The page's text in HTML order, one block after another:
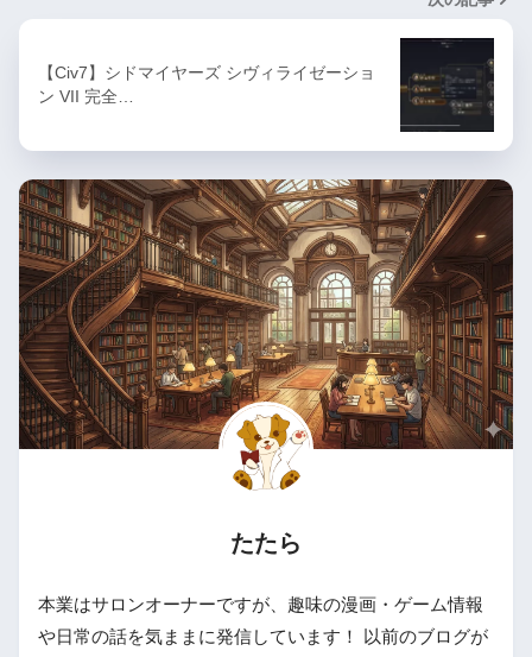
【Civ7】シドマイヤーズ シヴィライゼーショ
ン VII 完全…
たたら
本業はサロンオーナーですが、趣味の漫画・ゲーム情報
や日常の話を気ままに発信しています！ 以前のブログが